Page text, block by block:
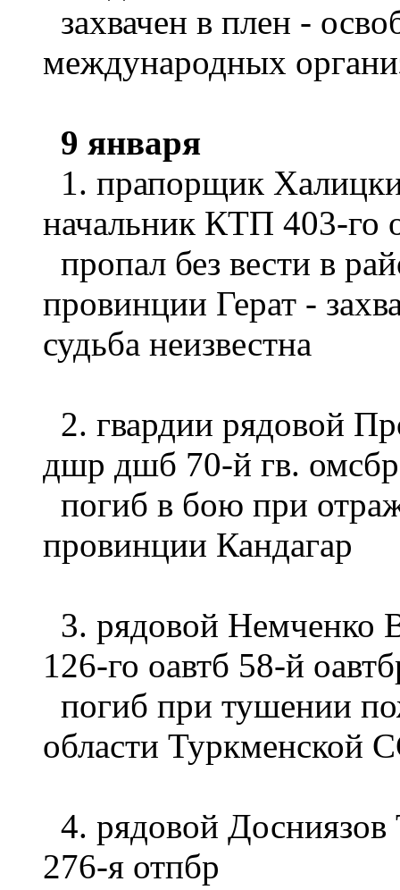
захвачен в плен -
международных
9 января
1. прапорщик
начальник КТП 403-го
пропал без вести в
провинции Герат -
судьба неизвестна
2. гвардии рядовой
дшр дшб 70-й гв. омсбр
погиб в бою при
провинции Кандагар
3. рядовой Немченко
126-го оавтб 58-й
погиб при тушении
области Туркменской
4. рядовой
276-я отпбр